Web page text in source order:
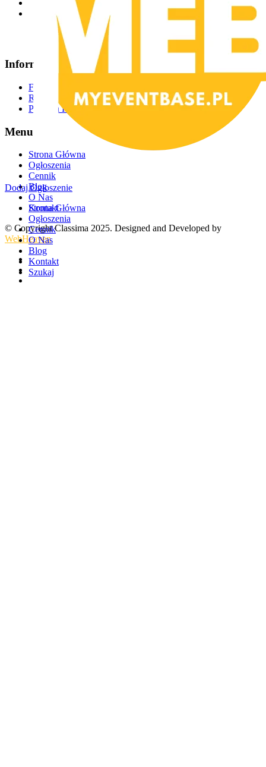
Informacje
FAQ
Regulamin
Polityka Prywatności
Menu
Strona Główna
Ogłoszenia
Cennik
Blog
O Nas
Kontakt
© Copyright Classima 2025. Designed and Developed by
WebHeaven
Dodaj Ogłoszenie
Strona Główna
Ogłoszenia
Cennik
O Nas
Blog
Kontakt
Szukaj